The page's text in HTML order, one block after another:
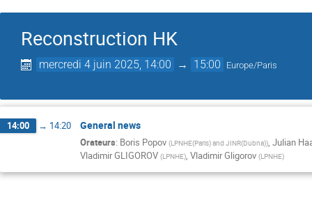
Reconstruction HK
mercredi 4 juin 2025, 14:00 → 15:00 Europe/Paris
14:00 → 14:20 General news
Orateurs: Boris Popov (LPNHE(Paris) and JINR(Dubna)), Julian
Vladimir GLIGOROV (LPNHE), Vladimir Gligorov (LPNHE)